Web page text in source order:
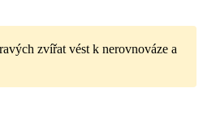
zvířat vést k nerovnováze a